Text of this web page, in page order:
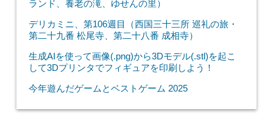
ランド、養老の滝、ゆせんの里）
デリカミニ、第106週目（西国三十三所 巡礼の旅・
第二十九番 松尾寺、第二十八番 成相寺）
生成AIを使って画像(.png)から3Dモデル(.stl)を起こ
して3Dプリンタでフィギュアを印刷しよう！
今年遊んだゲームとベストゲーム 2025